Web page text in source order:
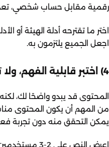
رقمية مقابل حساب شخصي،
اختر ما تقترحه أدلة الهيئة أو
اجعل الجميع يلتزمون به.
4) اختبر قابلية الفهم، ولا تعتمد على رأيك فقط
المحتوى قد يبدو واضحًا لك،
من المهم أن يكون المحتوى
يمكن التحقق منه دون تجربة
اعرض النص على 2-3 مستخدمين يمثلون جمهورك.